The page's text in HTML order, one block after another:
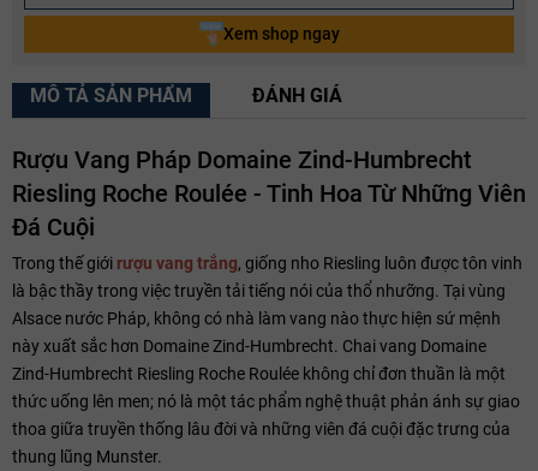
Xem shop ngay
MÔ TẢ SẢN PHẨM ĐÁNH GIÁ
Rượu Vang Pháp Domaine Zind-Humbrecht
Riesling Roche Roulée - Tinh Hoa Từ Những Viên
Đá Cuội
Trong thế giới rượu vang trắng, giống nho Riesling luôn được tôn vinh
là bậc thầy trong việc truyền tải tiếng nói của thổ nhưỡng. Tại vùng
Alsace nước Pháp, không có nhà làm vang nào thực hiện sứ mệnh
này xuất sắc hơn Domaine Zind-Humbrecht. Chai vang Domaine
Zind-Humbrecht Riesling Roche Roulée không chỉ đơn thuần là một
thức uống lên men; nó là một tác phẩm nghệ thuật phản ánh sự giao
thoa giữa truyền thống lâu đời và những viên đá cuội đặc trưng của
thung lũng Munster.